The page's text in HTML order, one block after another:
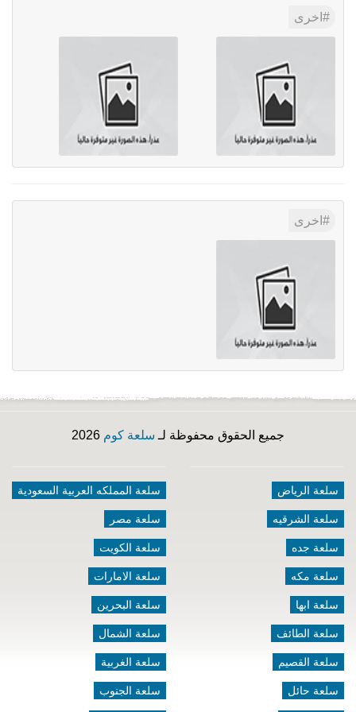
اخرى
اخرى
جميع الحقوق محفوظة لـ سلعة كوم
سلعة الرياض
سلعة الشرقيه
سلعة جده
سلعة مكه
سلعة ابها
سلعة الطائف
سلعة القصيم
سلعة حائل
سلعة المملكه العربية السعودية
سلعة مصر
سلعة الكويت
سلعة الامارات
سلعة البحرين
سلعة الشمال
سلعة الغربية
سلعة الجنوب